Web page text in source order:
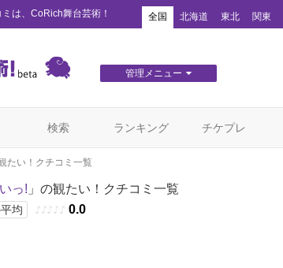
は、CoRich舞台芸術！ 全国 北海道 東北 関東
管理メニュー
検索 ランキング チケプレ
たい！クチコミ一覧
っ! 」の観たい！クチコミ一覧
均 ♪ ♪ ♪ ♪ ♪ 0.0